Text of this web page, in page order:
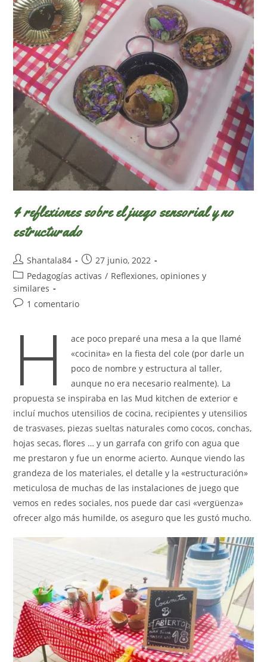
4 reflexiones sobre el juego sensorial y no
estructurado
Autor
de
la
entrada:
Shantala84
Publicación
de
27 junio, 2022
Categoría
de
la
Pedagogías activas / Reflexiones, opiniones y
similares
Comentarios
1 comentario
H
ace poco preparé una mesa a la que llamé
«cocinita» en la fiesta del cole (por darle un
poco de nombre y estructura al taller,
aunque no era necesario realmente). La
propuesta se inspiraba en las Mud kitchen de exterior e
incluí muchos utensilios de cocina, recipientes y utensilios
de trasvases, piezas sueltas naturales como cocos, conchas,
hojas secas, flores … y un garrafa con grifo con agua que
me prestaron y fue un enorme acierto. Aunque viendo las
grandeza de los materiales, el detalle y la «estructuración»
meticulosa de muchas de las instalaciones de juego que
vemos en redes sociales, nos puede dar casi «vergüenza»
ofrecer algo más humilde, os aseguro que les gustó mucho.